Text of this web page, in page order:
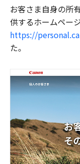
お客さま自身の所
供するホームペー
https://
た。